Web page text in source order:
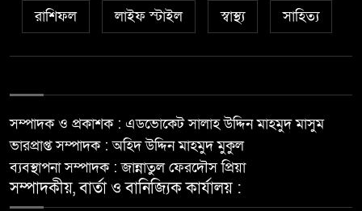
রাশিফল লাইফ স্টাইল স্বাস্থ্য সাহিত্য
সম্পাদক ও প্রকাশক : এডভোকেট সালাহ উদ্দিন মাহমুদ মাসুম
ভারপ্রাপ্ত সম্পাদক : অহিদ উদ্দিন মাহমুদ মুকুল
ব্যবস্থাপনা সম্পাদক : জান্নাতুল ফেরদৌস প্রিয়া
সম্পাদকীয়, বার্তা ও বানিজ্যিক কার্যালয় :